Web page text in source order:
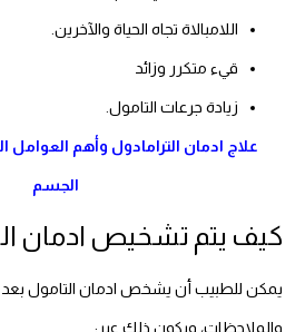
اللامبالاة تجاه الحياة والآخرين.
قيء متكرر وزائد
زيادة جرعات التامول.
علاج ادمان الترامادول وأهم العوامل
الجسم
كيف يتم تشخيص ادمان
يمكن للطبيب أن يشخص ادمان التامول بعد
والملاحظات، ويكون ذلك عبر: